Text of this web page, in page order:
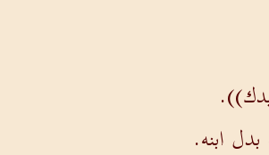
ابنه.